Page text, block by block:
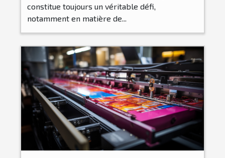
constitue toujours un véritable défi,
notamment en matière de...